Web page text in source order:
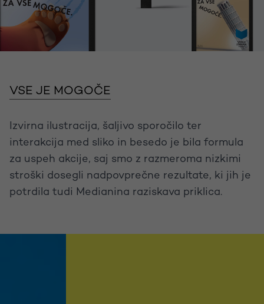
VSE JE MOGOČE
Izvirna ilustracija, šaljivo sporočilo ter
interakcija med sliko in besedo je bila formula
za uspeh akcije, saj smo z razmeroma nizkimi
stroški dosegli nadpovprečne rezultate, ki jih je
potrdila tudi Medianina raziskava priklica.